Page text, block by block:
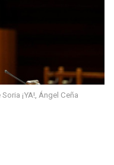
¡YA!, Ángel Ceña